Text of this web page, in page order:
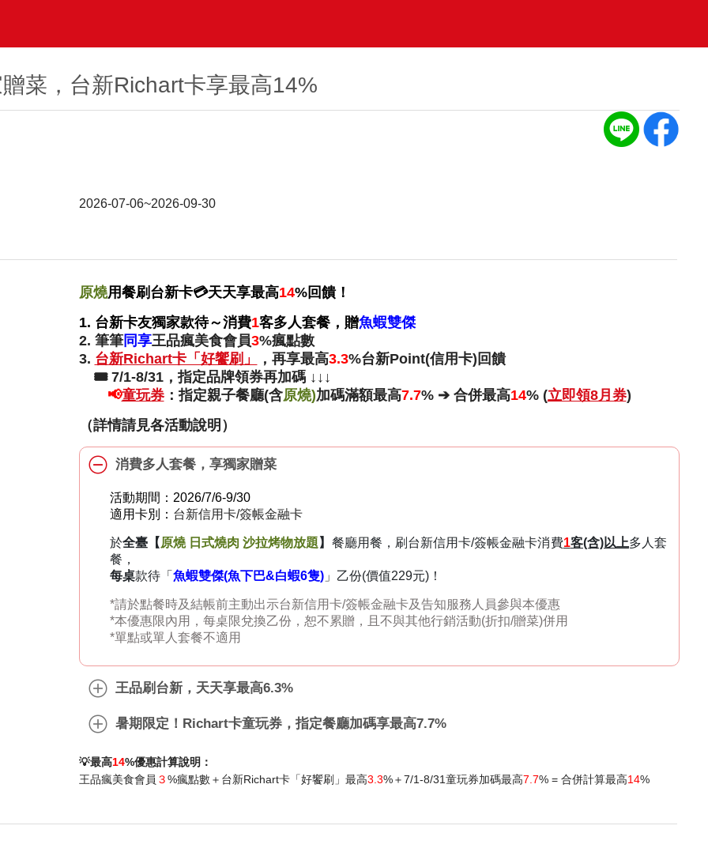
菜，台新Richart卡享最高14%
2026-07-06~2026-09-30
原燒用餐刷台新卡💳️天天享最高14%回饋！
1. 台新卡友獨家款待～消費1客多人套餐，贈魚蝦雙傑
2. 筆筆同享王品瘋美食會員3%瘋點數
3. 台新Richart卡「好饗刷」 ，再享最高3.3%台新Point(信用卡)回饋
🎟️ 7/1-8/31，指定品牌領券再加碼 ↓↓↓
📢童玩券：指定親子餐廳(含原燒)加碼滿額最高7.7% ➔ 合併最高14% (立即領8月券)
（詳情請見各活動說明）
消費多人套餐，享獨家贈菜
活動期間：2026/7/6-9/30
適用卡別： 台新信用卡/簽帳金融卡
於全臺【 原燒 日式燒肉 沙拉烤物放題 】 餐廳用餐，刷台新信用卡/簽帳金融卡消費1客(含)以上多人套
餐，
每桌款待「 魚蝦雙傑(魚下巴&白蝦6隻)」乙份(價值229元)！
*請於點餐時及結帳前主動出示台新信用卡/簽帳金融卡及告知服務人員參與本優惠
*本優惠限內用，每桌限兌換乙份，恕不累贈 ，且不與其他行銷活動(折扣/贈菜)併用
*單點或單人套餐不適用
王品刷台新，天天享最高6.3%
暑期限定！Richart卡童玩券，指定餐廳加碼享最高7.7%
💡最高14%優惠計算說明：
王品瘋美食會員 ３ %瘋點數＋台新Richart卡「好饗刷」最高3.3%＋7/1-8/31童玩券加碼最高7.7% = 合併計算最高14%